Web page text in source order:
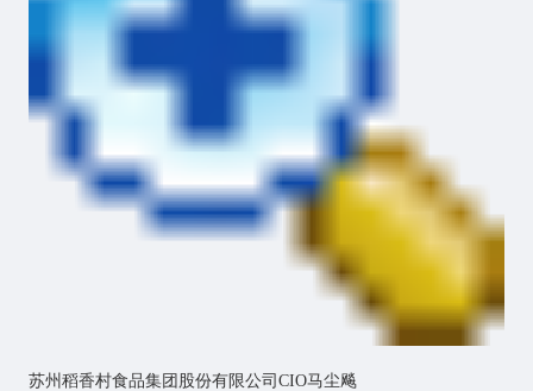
苏州稻香村食品集团股份有限公司CIO马尘飚